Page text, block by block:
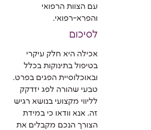
עם הצוות הרפואי
והפרא-רפואי.
לסיכום
אכילה היא חלק עיקרי
בטיפול בתינוקות בכלל
ובאוכלוסיית הפגים בפרט.
טבעי שהורה לפג יזדקק
לליווי מקצועי בנושא רגיש
זה. אנא וודאו כי במידת
הצורך הנכם מקבלים את